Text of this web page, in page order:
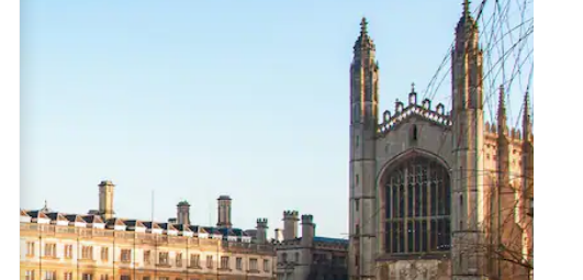
de flecha hacia arriba y hacia abajo o explora con el tacto o desliza el dedo.